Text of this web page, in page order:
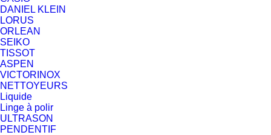
DANIEL KLEIN
LORUS
ORLEAN
SEIKO
TISSOT
ASPEN
VICTORINOX
NETTOYEURS
Liquide
Linge à polir
ULTRASON
PENDENTIF